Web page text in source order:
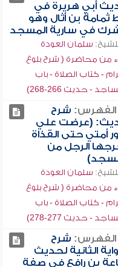
أبي هريرة في
ثمامة بن أثال وهو
في سارية المسجد
سلمان العودة
من محاضرة ( شرح بلوغ
- كتاب الصلاة - باب
- حديث 266-268)
الفهرس: شرح
(عرضت علي
أمتي حتى القذاة
الرجل من
سلمان العودة
من محاضرة ( شرح بلوغ
- كتاب الصلاة - باب
- حديث 277-278)
الفهرس: شرح
الثانية لحديث
بن رافع في صفة